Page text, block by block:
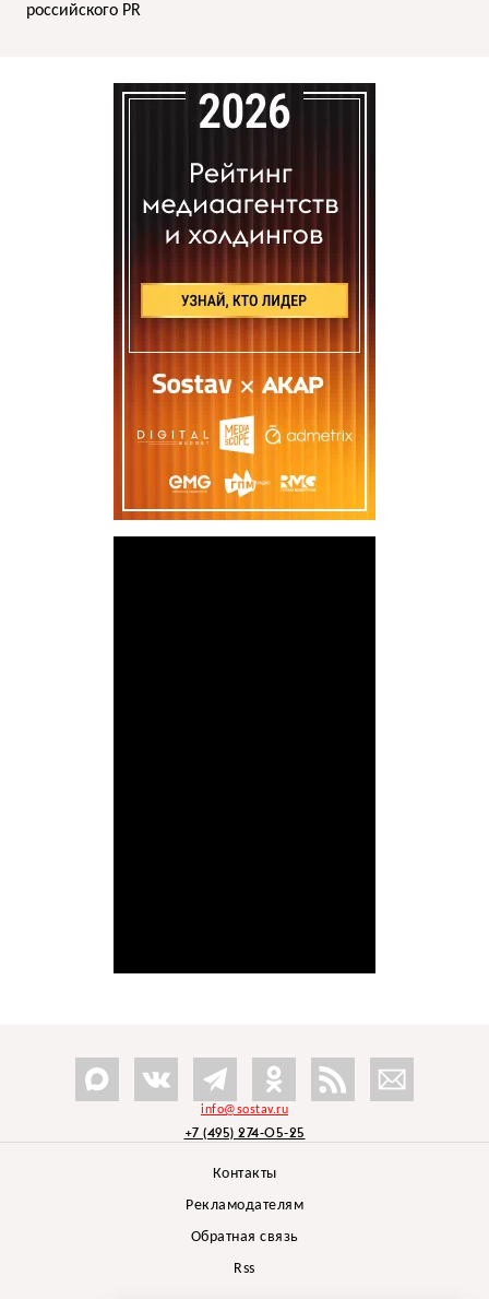
российского PR
info@sostav.ru
+7 (495) 274-05-25
Контакты
Рекламодателям
Обратная связь
Rss